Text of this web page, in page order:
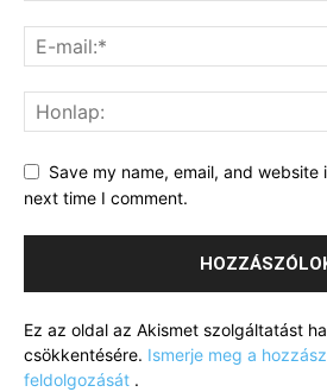
Save my name, email, and
next time I comment.
Ez az oldal az Akismet szolgáltatást
csökkentésére. Ismerje meg a
feldolgozását .